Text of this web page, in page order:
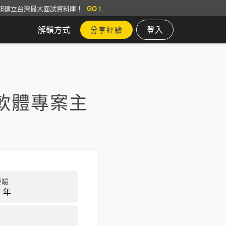
立台灣最大面試資料庫！ GO !
解鎖方式 分享經驗 登入
體專案主
年